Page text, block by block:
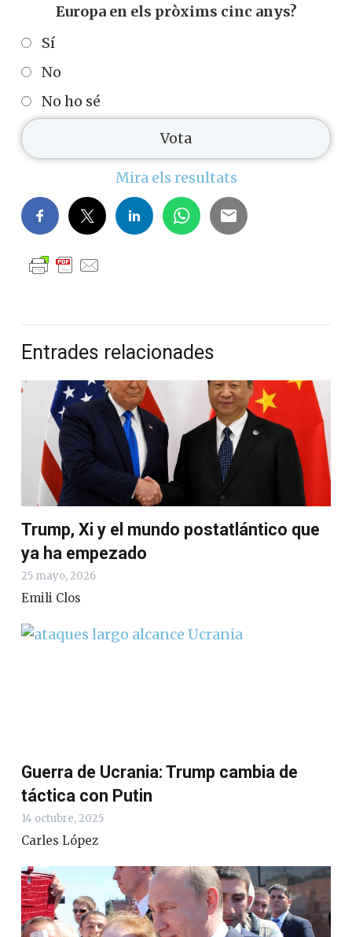
Europa en els pròxims cinc anys?
Sí
No
No ho sé
Mira els resultats
Entrades relacionades
Trump, Xi y el mundo postatlántico que
ya ha empezado
25 mayo, 2026
Emili Clos
Guerra de Ucrania: Trump cambia de
táctica con Putin
14 octubre, 2025
Carles López